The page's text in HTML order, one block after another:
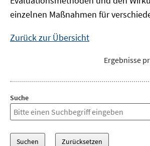
einzelnen Maßnahmen für
Zurück zur Übersicht
Ergebnisse
Suche